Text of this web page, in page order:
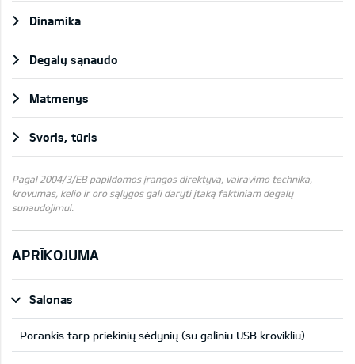
Dinamika
Degalų sąnaudo
Matmenys
Svoris, tūris
Pagal 2004/3/EB papildomos įrangos direktyvą, vairavimo technika,
krovumas, kelio ir oro sąlygos gali daryti įtaką faktiniam degalų
sunaudojimui.
APRĪKOJUMA
Salonas
Porankis tarp priekinių sėdynių (su galiniu USB krovikliu)